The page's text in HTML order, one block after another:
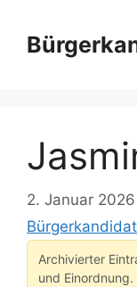
Inhalt
springen
2. Januar 2026
Archivierter
und